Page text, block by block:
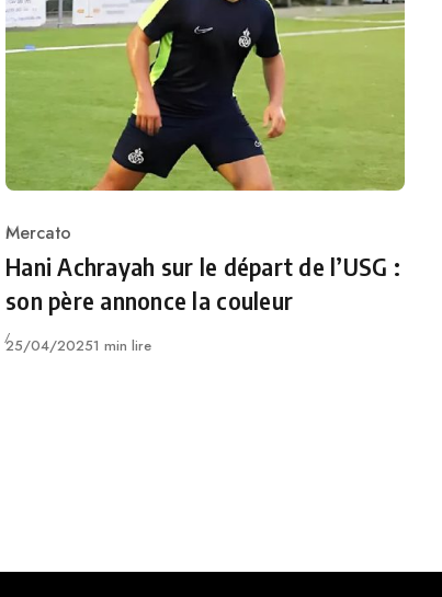
Category
Mercato
Hani Achrayah sur le départ de l’USG :
son père annonce la couleur
Publié
25/04/20251 min lire